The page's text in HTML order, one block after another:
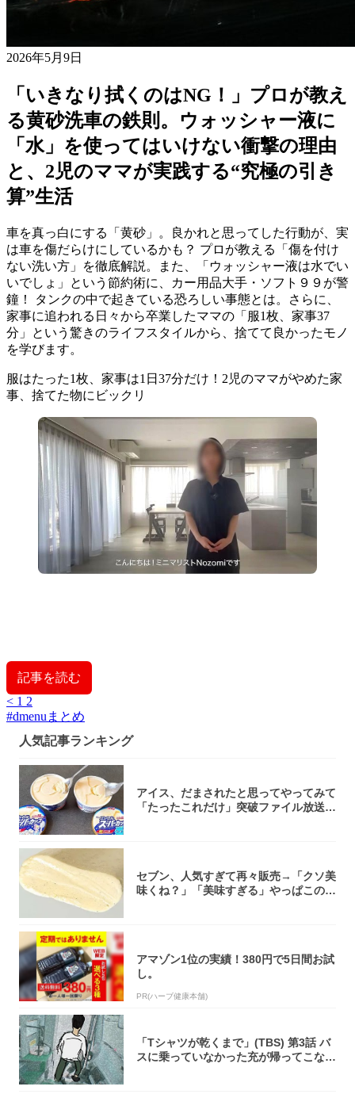
2026年5月9日
「いきなり拭くのはNG！」プロが教え
る黄砂洗車の鉄則。ウォッシャー液に
「水」を使ってはいけない衝撃の理由
と、2児のママが実践する“究極の引き
算”生活
車を真っ白にする「黄砂」。良かれと思ってした行動が、実
は車を傷だらけにしているかも？ プロが教える「傷を付け
ない洗い方」を徹底解説。また、「ウォッシャー液は水でい
いでしょ」という節約術に、カー用品大手・ソフト９９が警
鐘！ タンクの中で起きている恐ろしい事態とは。さらに、
家事に追われる日々から卒業したママの「服1枚、家事37
分」という驚きのライフスタイルから、捨てて良かったモノ
を学びます。
服はたった1枚、家事は1日37分だけ！2児のママがやめた家
事、捨てた物にビックリ
記事を読む
< 1 2
#dmenuまとめ
人気記事ランキング
アイス、だまされたと思ってやってみて
「たったこれだけ」突破ファイル放送で
セブン、人気すぎて再々販売→「クソ美
味くね？」「美味すぎる」やっぱこのク
アマゾン1位の実績！380円で5日間お試
し。
PR(ハーブ健康本舗)
「Tシャツが乾くまで」(TBS) 第3話 バ
スに乗っていなかった充が帰ってこな